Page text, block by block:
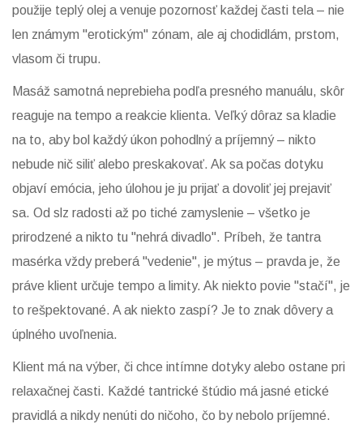
použije teplý olej a venuje pozornosť každej časti tela – nie
len známym "erotickým" zónam, ale aj chodidlám, prstom,
vlasom či trupu.
Masáž samotná neprebieha podľa presného manuálu, skôr
reaguje na tempo a reakcie klienta. Veľký dôraz sa kladie
na to, aby bol každý úkon pohodlný a príjemný – nikto
nebude nič siliť alebo preskakovať. Ak sa počas dotyku
objaví emócia, jeho úlohou je ju prijať a dovoliť jej prejaviť
sa. Od slz radosti až po tiché zamyslenie – všetko je
prirodzené a nikto tu "nehrá divadlo". Príbeh, že tantra
masérka vždy preberá "vedenie", je mýtus – pravda je, že
práve klient určuje tempo a limity. Ak niekto povie "stačí", je
to rešpektované. A ak niekto zaspí? Je to znak dôvery a
úplného uvoľnenia.
Klient má na výber, či chce intímne dotyky alebo ostane pri
relaxačnej časti. Každé tantrické štúdio má jasné etické
pravidlá a nikdy nenúti do ničoho, čo by nebolo príjemné.